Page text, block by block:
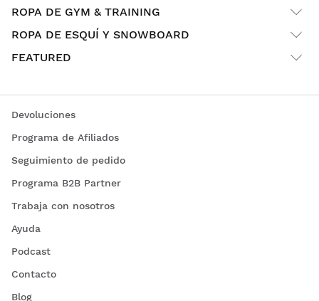
ROPA DE GYM & TRAINING
ROPA DE ESQUÍ Y SNOWBOARD
FEATURED
Devoluciones
Programa de Afiliados
Seguimiento de pedido
Programa B2B Partner
Trabaja con nosotros
Ayuda
Podcast
Contacto
Blog